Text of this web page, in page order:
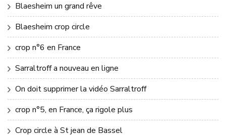
Blaesheim un grand rêve
Blaesheim crop circle
crop n°6 en France
Sarraltroff a nouveau en ligne
On doit supprimer la vidéo Sarraltroff
crop n°5, en France, ça rigole plus
Crop circle à St jean de Bassel